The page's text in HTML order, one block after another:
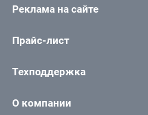
Реклама на сайте
Прайс-лист
Техподдержка
О компании